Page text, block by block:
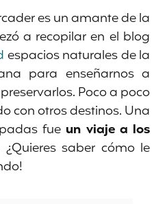
es un amante de la
a recopilar en el blog
espacios naturales de la
para enseñarnos a
Poco a poco
con otros destinos. Una
fue un viaje a los
¿Quieres saber cómo le